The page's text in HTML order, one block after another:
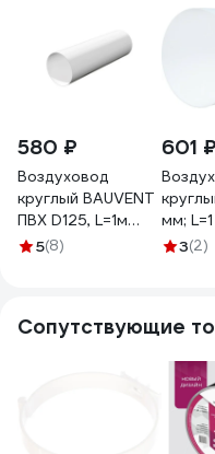
580 ₽
Воздуховод
круглый BAUVENT
ПВХ D125, L=1м
BV12-10
5(8)
601 ₽
мм;
В12,5ВК1
3(2)
Сопутствующие